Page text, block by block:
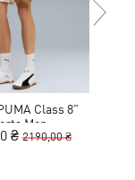
Class 8"
Men
₴ 2190,00 ₴